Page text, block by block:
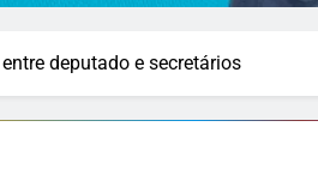
deputado e secretários